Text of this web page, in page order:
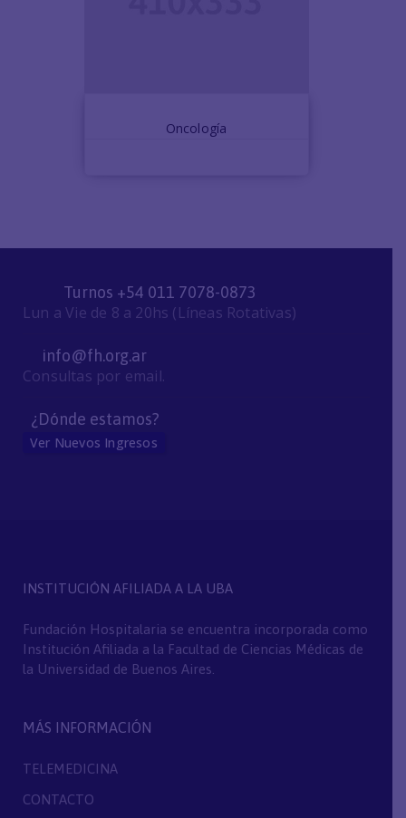
Oncología
Turnos +54 011 7078-0873
Lun a Vie de 8 a 20hs (Líneas Rotativas)
info@fh.org.ar
Consultas por email.
¿Dónde estamos?
Ver Nuevos Ingresos
INSTITUCIÓN AFILIADA A LA UBA
Fundación Hospitalaria se encuentra incorporada como
Institución Afiliada a la Facultad de Ciencias Médicas de
la Universidad de Buenos Aires.
MÁS INFORMACIÓN
TELEMEDICINA
CONTACTO